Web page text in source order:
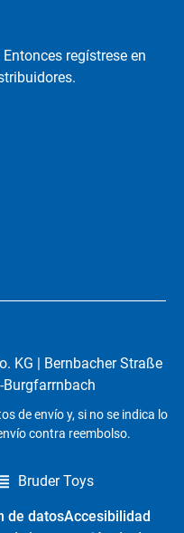
regístrese en
KG | Bernbacher Straße
Burgfarrnbach
de envío y, si no se indica lo
contra reembolso.
Bruder Toys
de datosAccesibilidad